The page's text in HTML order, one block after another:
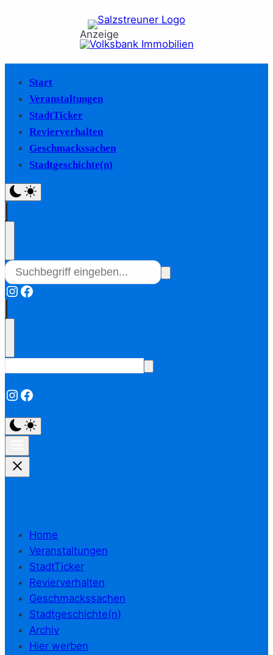
Anzeige
Start
Veranstaltungen
StadtTicker
Revierverhalten
Geschmackssachen
Stadtgeschichte(n)
Instagram
Facebook
Instagram
Facebook
Home
Veranstaltungen
StadtTicker
Revierverhalten
Geschmackssachen
Stadtgeschichte(n)
Archiv
Hier werben